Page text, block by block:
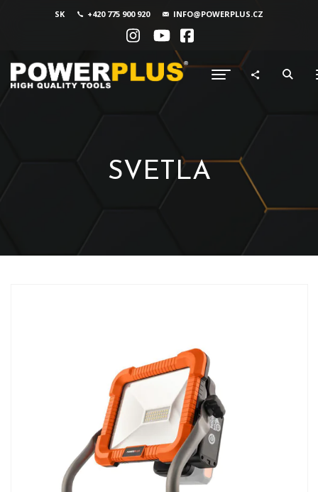
SK +420 775 900 920 INFO@POWERPLUS.CZ
SVETLA